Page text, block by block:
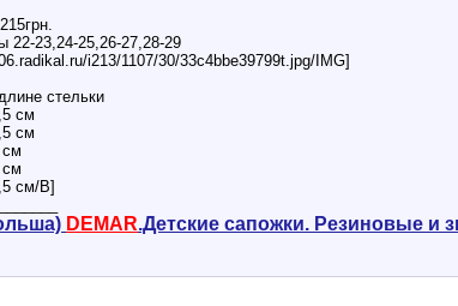
22-23,24-25,26-27,28-29
i213/1107/30/33c4bbe39799t.jpg/IMG]
стельки
см
см
см
см
см/B]
DEMAR.Детские сапожки. Резиновые и